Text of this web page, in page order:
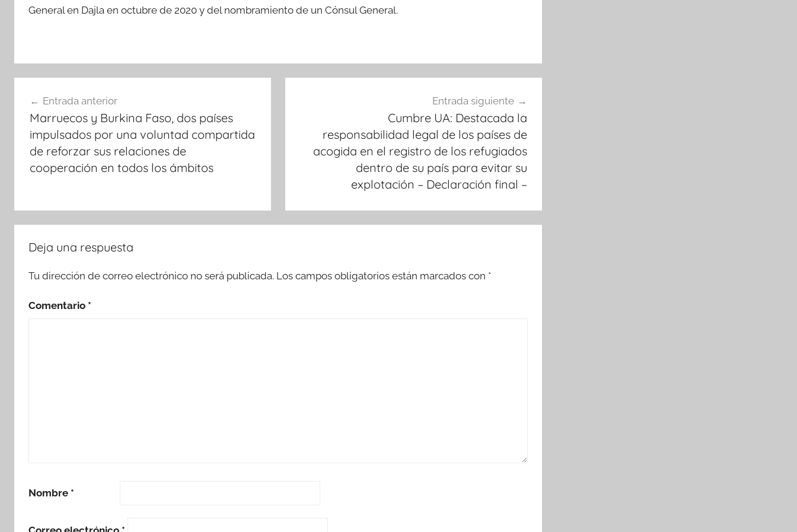
General en Dajla en octubre de 2020 y del nombramiento de un Cónsul General.
de
entradas
Entrada anterior
Marruecos y Burkina Faso, dos países
impulsados por una voluntad compartida
de reforzar sus relaciones de
cooperación en todos los ámbitos
Entrada siguiente
Cumbre UA: Destacada la
responsabilidad legal de los países de
acogida en el registro de los refugiados
dentro de su país para evitar su
explotación – Declaración final –
Deja una respuesta
Tu dirección de correo electrónico no será publicada. Los campos obligatorios están marcados con *
Comentario *
Nombre *